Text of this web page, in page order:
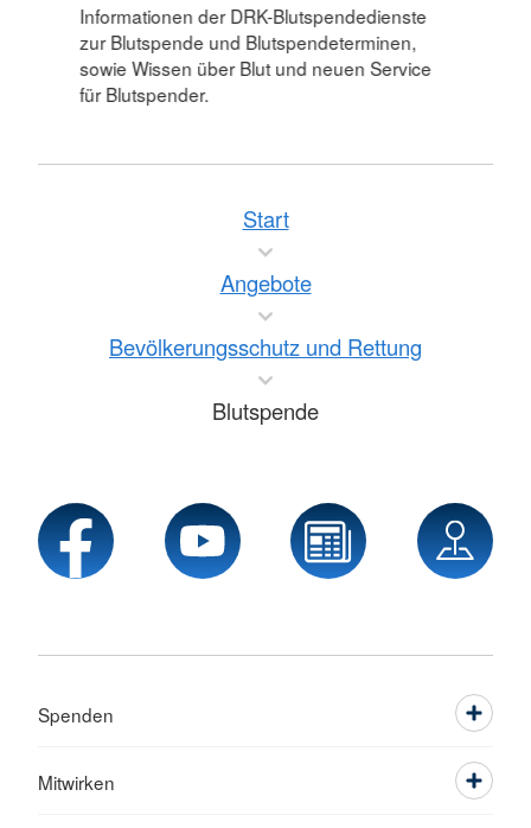
Informationen der DRK-Blutspendedienste
zur Blutspende und Blutspendeterminen,
sowie Wissen über Blut und neuen Service
für Blutspender.
Start
Angebote
Bevölkerungsschutz und Rettung
Blutspende
Spenden
Mitwirken